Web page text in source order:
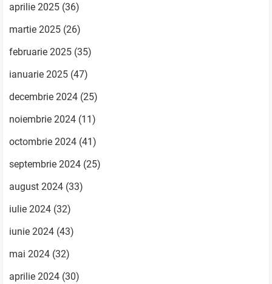
aprilie 2025 (36)
martie 2025 (26)
februarie 2025 (35)
ianuarie 2025 (47)
decembrie 2024 (25)
noiembrie 2024 (11)
octombrie 2024 (41)
septembrie 2024 (25)
august 2024 (33)
iulie 2024 (32)
iunie 2024 (43)
mai 2024 (32)
aprilie 2024 (30)